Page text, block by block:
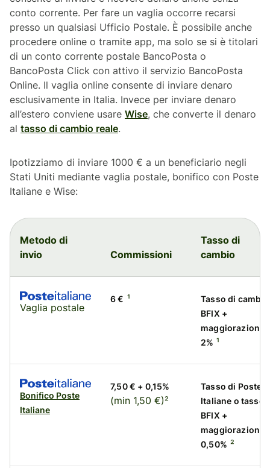
conto corrente. Per fare un vaglia occorre recarsi
presso un qualsiasi Ufficio Postale. È possibile anche
procedere online o tramite app, ma solo se si è titolari
di un conto corrente postale BancoPosta o
BancoPosta Click con attivo il servizio BancoPosta
Online. Il vaglia online consente di inviare denaro
esclusivamente in Italia. Invece per inviare denaro
all’estero conviene usare Wise, che converte il denaro
al tasso di cambio reale.
Ipotizziamo di inviare 1000 € a un beneficiario negli
Stati Uniti mediante vaglia postale, bonifico con Poste
Italiane e Wise:
Metodo di
invio
Commissioni
Tasso di
cambio
Vaglia postale
6 € ¹
Tasso di cambio
BFIX +
maggiorazione
2% ¹
Bonifico Poste
Italiane
7,50 € + 0,15%
(min 1,50 €)²
Tasso di Poste
Italiane o tasso
BFIX +
maggiorazione
0,50% ²